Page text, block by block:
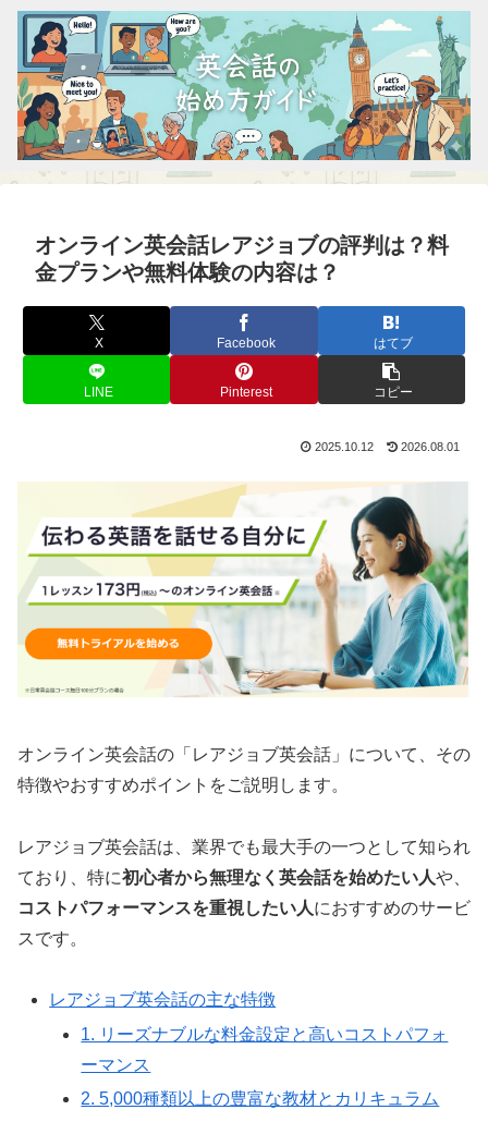
オンライン英会話レアジョブの評判は？料
金プランや無料体験の内容は？
X Facebook はてブ
LINE Pinterest コピー
2025.10.12 2026.08.01
オンライン英会話の「レアジョブ英会話」について、その
特徴やおすすめポイントをご説明します。
レアジョブ英会話は、業界でも最大手の一つとして知られ
ており、特に初心者から無理なく英会話を始めたい人や、
コストパフォーマンスを重視したい人におすすめのサービ
スです。
レアジョブ英会話の主な特徴
1. リーズナブルな料金設定と高いコストパフォ
ーマンス
2. 5,000種類以上の豊富な教材とカリキュラム